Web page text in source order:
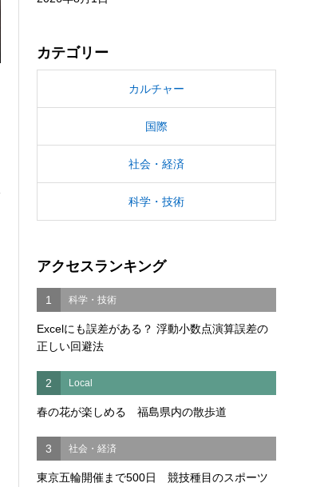
カテゴリー
カルチャー
国際
社会・経済
科学・技術
アクセスランキング
1 科学・技術
Excelにも誤差がある？ 浮動小数点演算誤差の
正しい回避法
2 Local
春の花が楽しめる 福島県内の散歩道
3 社会・経済
東京五輪開催まで500日 競技種目のスポーツ